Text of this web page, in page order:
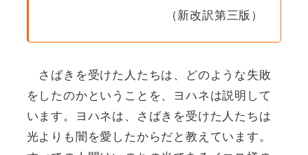
（新改訳第三版）
さばきを受けた人たちは、どのような失敗
をしたのかということを、ヨハネは説明して
います。ヨハネは、さばきを受けた人たちは
光よりも闇を愛したからだと教えています。